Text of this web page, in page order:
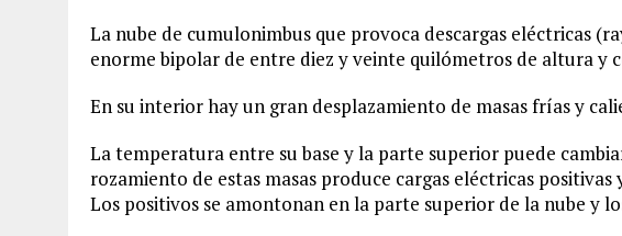
La nube de cumulonimbus que provoca descargas eléctricas
enorme bipolar de entre diez y veinte quilómetros de altura y
En su interior hay un gran desplazamiento de masas frías y
La temperatura entre su base y la parte superior puede
rozamiento de estas masas produce cargas eléctricas positivas
Los positivos se amontonan en la parte superior de la nube y